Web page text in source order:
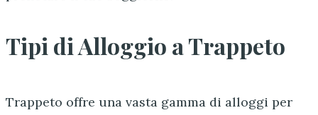
Tipi di Alloggio a Trappeto
Trappeto offre una vasta gamma di alloggi per